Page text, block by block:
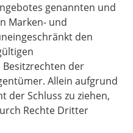
genannten und
Marken- und
den
der
Allein aufgrund
der Schluss zu ziehen,
Rechte Dritter